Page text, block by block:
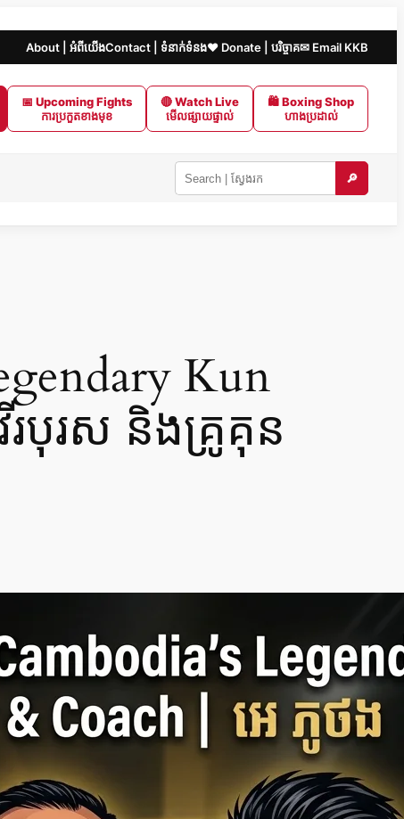
About | អំពីយើងContact | ទំនាក់ទំនង❤️ Donate | បរិច្ចាគ✉ Email KKB
📅 Upcoming Fights
ការប្រកួតខាងមុខ
🔴 Watch Live
មើលផ្សាយផ្ទាល់
🛍 Boxing Shop
ហាងប្រដាល់
Search
🔎
Kun
បុរស និងគ្រូគុន